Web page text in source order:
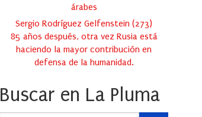
árabes
Sergio Rodríguez Gelfenstein (273)
85 años después, otra vez Rusia está
haciendo la mayor contribución en
defensa de la humanidad.
Buscar en La Pluma